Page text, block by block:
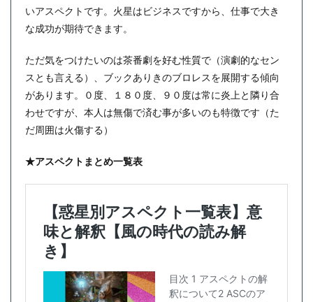
いアスペクトです。火星はビジネスですから、仕事で大き
な成功が期待できます。
ただ気をつけたいのは茶番劇を好む性質で（演劇的なセン
スとも言える）、ブックありきのブロレスを展開する傾向
があります。０度、１８０度、９０度は常に炎上と隣り合
わせですが、本人は無傷で済む事が多いのも特徴です（た
だ周囲は火傷する）
★アスペクトまとめ一覧表